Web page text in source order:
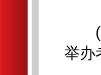
(四
举办